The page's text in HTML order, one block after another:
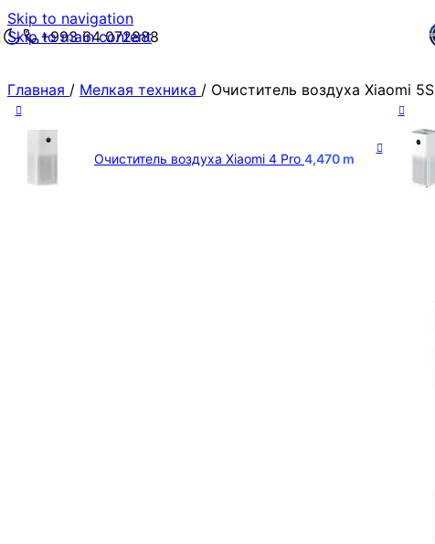
Skip to navigation
Skip to main content
+993 64 072888
Главная / Мелкая техника / Очиститель воздуха Xiaomi 5S
Очиститель воздуха Xiaomi 4 Pro 4,470 m